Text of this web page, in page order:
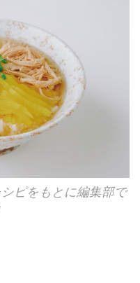
ピをもとに編集部で